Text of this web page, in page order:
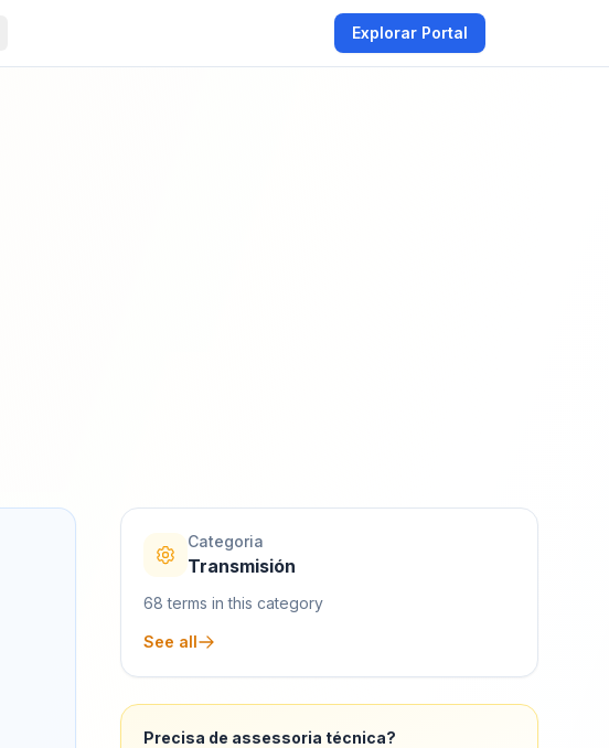
Explorar Portal
Categoria
Transmisión
68 terms in this category
See all
Precisa de assessoria técnica?